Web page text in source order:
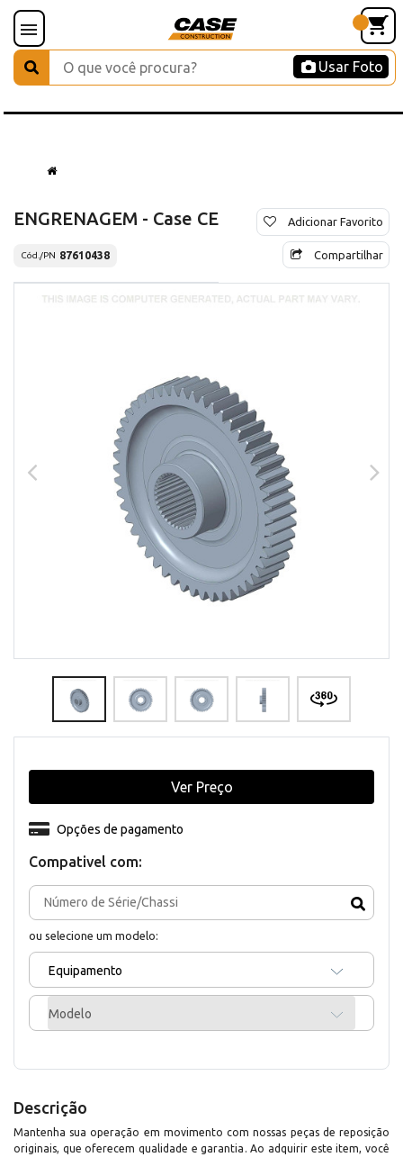
Usar Foto
ENGRENAGEM - Case CE
Cód./PN 87610438
Adicionar Favorito
Compartilhar
Compativel com:
ou selecione um modelo:
Equipamento
Modelo
Opções de pagamento
Ver Preço
Descrição
Mantenha sua operação em movimento com nossas peças de reposição
originais, que oferecem qualidade e garantia. Ao adquirir este item, você